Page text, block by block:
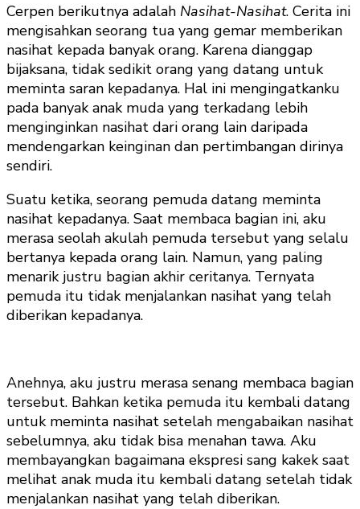
Cerpen berikutnya adalah Nasihat-Nasihat. Cerita ini
mengisahkan seorang tua yang gemar memberikan
nasihat kepada banyak orang. Karena dianggap
bijaksana, tidak sedikit orang yang datang untuk
meminta saran kepadanya. Hal ini mengingatkanku
pada banyak anak muda yang terkadang lebih
menginginkan nasihat dari orang lain daripada
mendengarkan keinginan dan pertimbangan dirinya
sendiri.
Suatu ketika, seorang pemuda datang meminta
nasihat kepadanya. Saat membaca bagian ini, aku
merasa seolah akulah pemuda tersebut yang selalu
bertanya kepada orang lain. Namun, yang paling
menarik justru bagian akhir ceritanya. Ternyata
pemuda itu tidak menjalankan nasihat yang telah
diberikan kepadanya.
Anehnya, aku justru merasa senang membaca bagian
tersebut. Bahkan ketika pemuda itu kembali datang
untuk meminta nasihat setelah mengabaikan nasihat
sebelumnya, aku tidak bisa menahan tawa. Aku
membayangkan bagaimana ekspresi sang kakek saat
melihat anak muda itu kembali datang setelah tidak
menjalankan nasihat yang telah diberikan.